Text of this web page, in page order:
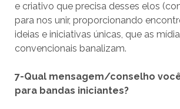
e criativo que precisa desses elos
para nos unir, proporcionando
ideias e iniciativas únicas, que as
convencionais banalizam.
7-Qual mensagem/conselho
para bandas iniciantes?